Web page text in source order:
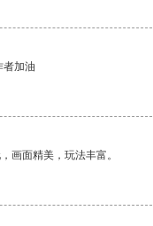
者加油
画面精美，玩法丰富。